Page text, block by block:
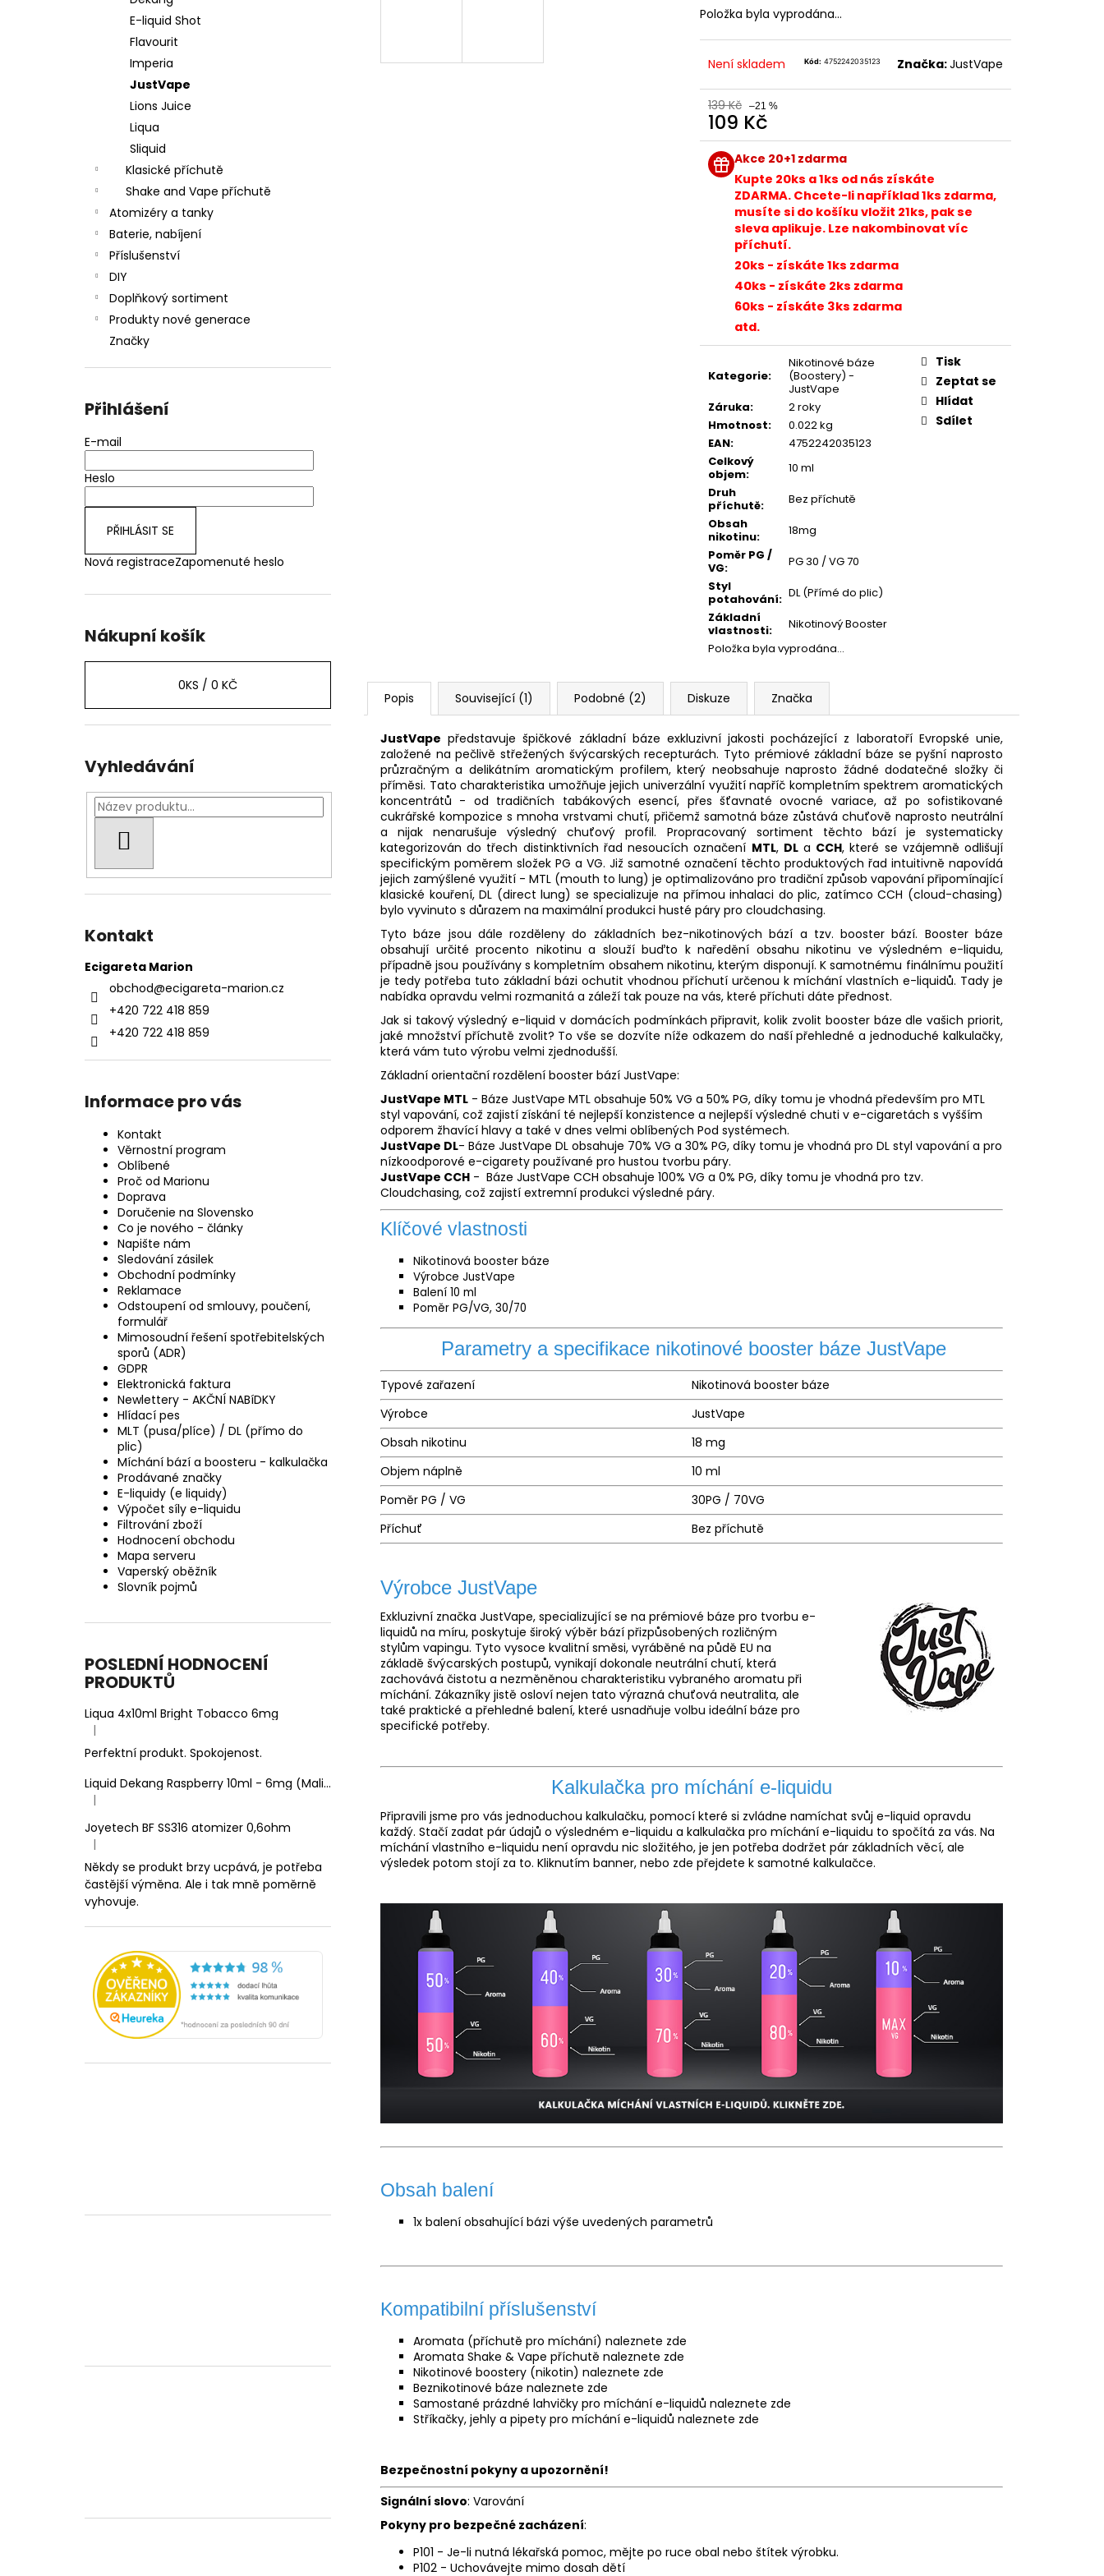
E-liquid Shot
Flavourit
Imperia
JustVape
Lions Juice
Liqua
Sliquid
Klasické příchutě
Shake and Vape příchutě
Atomizéry a tanky
Baterie, nabíjení
Příslušenství
DIY
Doplňkový sortiment
Produkty nové generace
Značky
Přihlášení
E-mail
Heslo
PŘIHLÁSIT SE
Nová registraceZapomenuté heslo
Nákupní košík
0KS / 0 KČ
Vyhledávání
Kontakt
Ecigareta Marion
obchod@ecigareta-marion.cz
+420 722 418 859
+420 722 418 859
Informace pro vás
Kontakt
Věrnostní program
Oblíbené
Proč od Marionu
Doprava
Doručenie na Slovensko
Co je nového - články
Napište nám
Sledování zásilek
Obchodní podmínky
Reklamace
Odstoupení od smlouvy, poučení,
formulář
Mimosoudní řešení spotřebitelských
sporů (ADR)
GDPR
Elektronická faktura
Newlettery - AKČNÍ NABíDKY
Hlídací pes
MLT (pusa/plíce) / DL (přímo do
plic)
Míchání bází a boosteru - kalkulačka
Prodávané značky
E-liquidy (e liquidy)
Výpočet síly e-liquidu
Filtrování zboží
Hodnocení obchodu
Mapa serveru
Vaperský oběžník
Slovník pojmů
POSLEDNÍ HODNOCENÍ
PRODUKTŮ
Liqua 4x10ml Bright Tobacco 6mg
Hodnocení produktu je 5 z 5 hvězdiček.
|
Perfektní produkt. Spokojenost.
Liquid Dekang Raspberry 10ml - 6mg (Malina)
Hodnocení produktu je 1 z 5 hvězdiček.
|
Joyetech BF SS316 atomizer 0,6ohm
Hodnocení produktu je 5 z 5 hvězdiček.
|
Někdy se produkt brzy ucpává, je potřeba
častější výměna. Ale i tak mně poměrně
vyhovuje.
Položka byla vyprodána…
Není skladem Kód: 4752242035123 Značka:JustVape
139 Kč –21 %
109 Kč
Měrná
cena:Akce 20+1 zdarma
Kupte 20ks a 1ks od nás získáte
ZDARMA. Chcete-li například 1ks zdarma,
musíte si do košíku vložit 21ks, pak se
sleva aplikuje. Lze nakombinovat víc
příchutí.
20ks - získáte 1ks zdarma
40ks - získáte 2ks zdarma
60ks - získáte 3ks zdarma
atd.
Kategorie:
Nikotinové báze
(Boostery) -
JustVape
Záruka:
2 roky
Hmotnost:
0.022 kg
EAN:
4752242035123
Celkový
objem:
10 ml
Druh
příchutě:
Bez příchutě
Obsah
nikotinu:
18mg
Poměr PG /
VG:
PG 30 / VG 70
Styl
potahování: DL (Přímé do plic)
Základní
vlastnosti:
Nikotinový Booster
Položka byla vyprodána…
Tisk
Zeptat se
Hlídat
Sdílet
Popis Související (1) Podobné (2) Diskuze Značka
JustVape představuje špičkové základní báze exkluzivní jakosti pocházející z laboratoří Evropské unie,
založené na pečlivě střežených švýcarských recepturách. Tyto prémiové základní báze se pyšní naprosto
průzračným a delikátním aromatickým profilem, který neobsahuje naprosto žádné dodatečné složky či
příměsi. Tato charakteristika umožňuje jejich univerzální využití napříč kompletním spektrem aromatických
koncentrátů - od tradičních tabákových esencí, přes šťavnaté ovocné variace, až po sofistikované
cukrářské kompozice s mnoha vrstvami chutí, přičemž samotná báze zůstává chuťově naprosto neutrální
a nijak nenarušuje výsledný chuťový profil. Propracovaný sortiment těchto bází je systematicky
kategorizován do třech distinktivních řad nesoucích označení MTL, DLa CCH, které se vzájemně odlišují
specifickým poměrem složek PG a VG. Již samotné označení těchto produktových řad intuitivně napovídá
jejich zamýšlené využití - MTL (mouth to lung) je optimalizováno pro tradiční způsob vapování připomínající
klasické kouření, DL (direct lung) se specializuje na přímou inhalaci do plic, zatímco CCH (cloud-chasing)
bylo vyvinuto s důrazem na maximální produkci husté páry pro cloudchasing.
Tyto báze jsou dále rozděleny do základních bez-nikotinových bází a tzv.booster bází. Booster báze
obsahují určité procento nikotinu a slouží buďto k naředění obsahu nikotinu ve výsledném e-liquidu,
případně jsou používány s kompletním obsahem nikotinu, kterým disponují. K samotnému finálnímu použití
je tedy potřeba tuto základní bázi ochutit vhodnou příchutí určenou k míchání vlastních e-liquidů. Tady je
nabídka opravdu velmi rozmanitá a záleží tak pouze na vás, které příchuti dáte přednost.
Jak si takový výslednýe-liquid v domácích podmínkách připravit, kolik zvolit booster báze dle vašich priorit,
jaké množství příchutě zvolit? To vše se dozvíte níže odkazem do naší přehledné a jednoduché kalkulačky,
která vám tuto výrobu velmi zjednodušší.
Základní orientační rozdělení booster bází JustVape:
JustVape MTL - Báze JustVape MTL obsahuje 50% VG a 50% PG, díky tomu je vhodná především pro MTL
styl vapování, což zajistí získání té nejlepší konzistence a nejlepší výsledné chuti v e-cigaretách s vyšším
odporem žhavící hlavy a také v dnes velmi oblíbených Pod systémech.
JustVape DL- Báze JustVape DL obsahuje 70% VG a 30% PG, díky tomu je vhodná pro DL styl vapování a pro
nízkoodporové e-cigarety používané pro hustou tvorbu páry.
JustVape CCH - Báze JustVape CCH obsahuje 100% VG a 0% PG, díky tomu je vhodná pro tzv.
Cloudchasing, což zajistí extremní produkci výsledné páry.
Klíčové vlastnosti
Nikotinová booster báze
Výrobce JustVape
Balení 10 ml
Poměr PG/VG, 30/70
Parametry a specifikace nikotinové booster báze JustVape
Typové zařazení
Nikotinová booster báze
Výrobce
JustVape
Obsah nikotinu
18 mg
Objem náplně
10 ml
Poměr PG / VG
30PG / 70VG
Příchuť
Bez příchutě
Výrobce JustVape
Exkluzivní značka JustVape, specializující se na prémiové báze pro tvorbu e-
liquidů na míru, poskytuje široký výběr bází přizpůsobených rozličným
stylům vapingu. Tyto vysoce kvalitní směsi, vyráběné na půdě EU na
základě švýcarských postupů, vynikají dokonale neutrální chutí, která
zachovává čistotu a nezměněnou charakteristiku vybraného aromatu při
míchání. Zákazníky jistě osloví nejen tato výrazná chuťová neutralita, ale
také praktické a přehledné balení, které usnadňuje volbu ideální báze pro
specifické potřeby.
Kalkulačka pro míchání e-liquidu
Připravili jsme pro vás jednoduchou kalkulačku, pomocí které si zvládne namíchat svůj e-liquid opravdu
každý. Stačí zadat pár údajů o výsledném e-liquidu a kalkulačka pro míchání e-liquidu to spočítá za vás. Na
míchání vlastního e-liquidu není opravdu nic složitého, je jen potřeba dodržet pár základních věcí, ale
výsledek potom stojí za to. Kliknutím banner, nebo zde přejdete k samotné kalkulačce.
Obsah balení
1x balení obsahující bázi výše uvedených parametrů
Kompatibilní příslušenství
Aromata (příchutě pro míchání) naleznete zde
Aromata Shake & Vape příchutě naleznete zde
Nikotinové boostery (nikotin) naleznete zde
Beznikotinové báze naleznete zde
Samostané prázdné lahvičky pro míchání e-liquidů naleznete zde
Stříkačky, jehly a pipety pro míchání e-liquidů naleznete zde
Bezpečnostní pokyny a upozornění!
Signální slovo: Varování
Pokyny pro bezpečné zacházení:
P101 - Je-li nutná lékařská pomoc, mějte po ruce obal nebo štítek výrobku.
P102 - Uchovávejte mimo dosah dětí
DEKANG DESERT SHIP 10ML 18MG
155 Kč
Původně:195 Kč
649 Kč